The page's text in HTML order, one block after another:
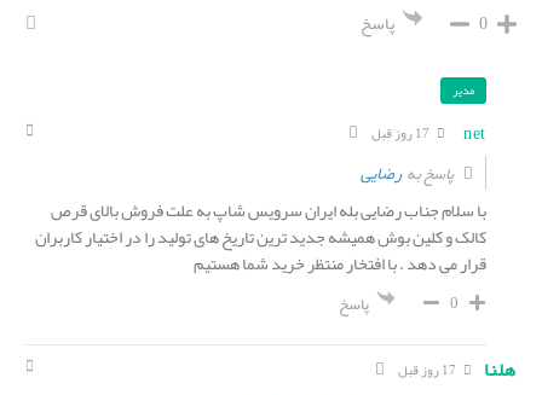
0 پاسخ
مدیر
net
پاسخ بهرضایی
با سلام جناب رضایی بله ایران سرویس شاپ به علت فروش بالای قرص
کالک و کلین بوش همیشه جدید ترین تاریخ های تولید را در اختیار کاربران
قرار می دهد . با افتخار منتظر خرید شما هستیم
0 پاسخ
هلنا